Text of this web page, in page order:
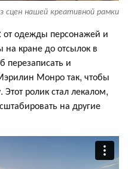
сцен нашей креативной рамки
одежды персонажей и
кране до отсылок в
и
Монро так, чтобы
ролик стал лекалом,
на другие